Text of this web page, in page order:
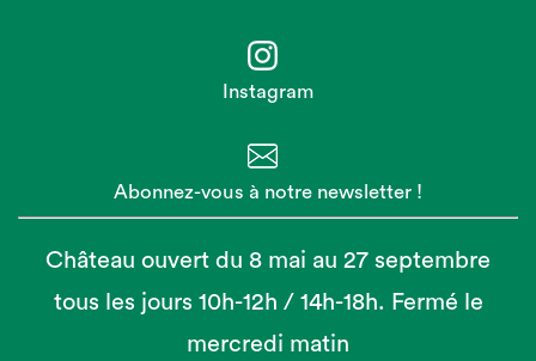
Instagram
Abonnez-vous à notre newsletter !
Château ouvert du 8 mai au 27 septembre
tous les jours 10h-12h / 14h-18h. Fermé le
mercredi matin